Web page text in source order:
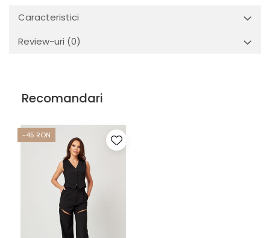
Caracteristici
Review-uri (0)
Recomandari
-45 RON